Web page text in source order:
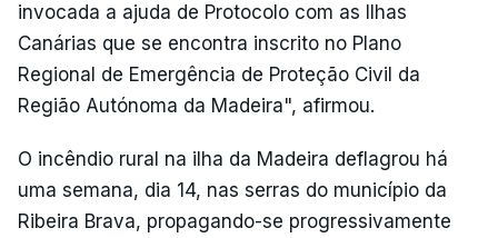
invocada a ajuda de Protocolo com as Ilhas
Canárias que se encontra inscrito no Plano
Regional de Emergência de Proteção Civil da
Região Autónoma da Madeira", afirmou.
O incêndio rural na ilha da Madeira deflagrou há
uma semana, dia 14, nas serras do município da
Ribeira Brava, propagando-se progressivamente